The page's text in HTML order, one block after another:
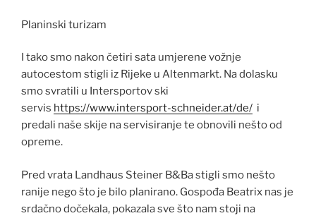
Planinski turizam
I tako smo nakon četiri sata umjerene vožnje
autocestom stigli iz Rijeke u Altenmarkt. Na dolasku
smo svratili u Intersportov ski
servis https://www.intersport-schneider.at/de/ i
predali naše skije na servisiranje te obnovili nešto od
opreme.
Pred vrata Landhaus Steiner B&Ba stigli smo nešto
ranije nego što je bilo planirano. Gospođa Beatrix nas je
srdačno dočekala, pokazala sve što nam stoji na